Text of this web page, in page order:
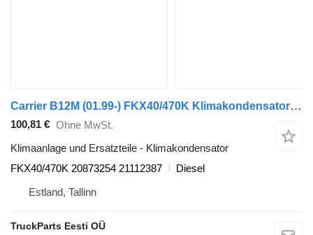
Carrier B12M (01.99-) FKX40/470K Klimakondensator für Volvo B6, B7, B9, B10, B12 bus (1978-2011)
100,81 € Ohne MwSt.
Klimaanlage und Ersatzteile - Klimakondensator
FKX40/470K 20873254 21112387
Diesel
Estland, Tallinn
TruckParts Eesti OÜ